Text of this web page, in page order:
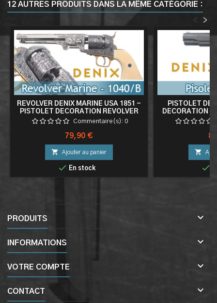
12 AUTRES PRODUITS DANS LA MÊME CATÉGORIE :
>
<
REVOLVER DENIX MARINE USA 1851 -
PISTOLET DECORATION REVOLVER
FACTICE - 1040/B
Commentaire(s): 0
Prix
79,90 €
 Ajouter au panier
 En stock
PISTOLET
DECORATION


PRODUITS 
INFORMATIONS 
VOTRE COMPTE 
CONTACT 